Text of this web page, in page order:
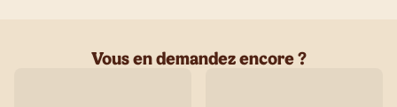
Vous en demandez encore ?